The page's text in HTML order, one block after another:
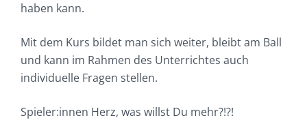
haben kann.
Mit dem Kurs bildet man sich weiter, bleibt am Ball
und kann im Rahmen des Unterrichtes auch
individuelle Fragen stellen.
Spieler:innen Herz, was willst Du mehr?!?!